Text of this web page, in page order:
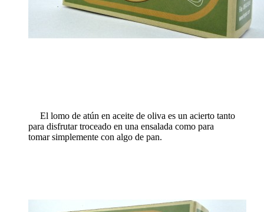
El lomo de atún en aceite de oliva es un acierto tanto
para disfrutar troceado en una ensalada como para
tomar simplemente con algo de pan.